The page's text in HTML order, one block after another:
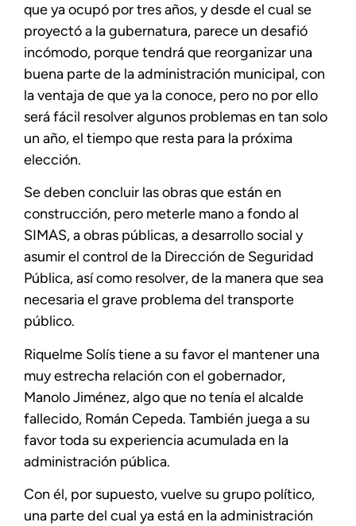
que ya ocupó por tres años, y desde el cual se
proyectó a la gubernatura, parece un desafió
incómodo, porque tendrá que reorganizar una
buena parte de la administración municipal, con
la ventaja de que ya la conoce, pero no por ello
será fácil resolver algunos problemas en tan solo
un año, el tiempo que resta para la próxima
elección.
Se deben concluir las obras que están en
construcción, pero meterle mano a fondo al
SIMAS, a obras públicas, a desarrollo social y
asumir el control de la Dirección de Seguridad
Pública, así como resolver, de la manera que sea
necesaria el grave problema del transporte
público.
Riquelme Solís tiene a su favor el mantener una
muy estrecha relación con el gobernador,
Manolo Jiménez, algo que no tenía el alcalde
fallecido, Román Cepeda. También juega a su
favor toda su experiencia acumulada en la
administración pública.
Con él, por supuesto, vuelve su grupo político,
una parte del cual ya está en la administración